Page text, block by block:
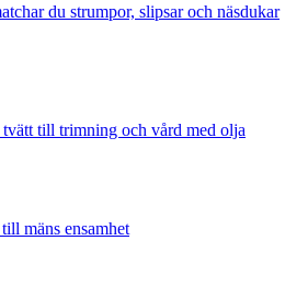
du strumpor, slipsar och näsdukar
till trimning och vård med olja
mäns ensamhet